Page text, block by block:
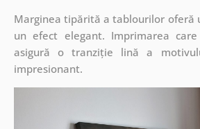
Marginea tipărită a tablourilor oferă
un efect elegant. Imprimarea
asigură o tranziție lină a
impresionant.